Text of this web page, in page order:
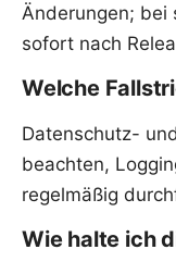
Änderungen; bei
sofort nach
Welche
Datenschutz-
beachten,
regelmäßig
Wie halte ich